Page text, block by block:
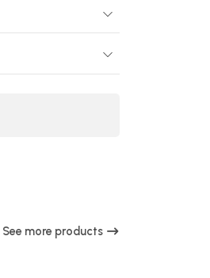
See more products